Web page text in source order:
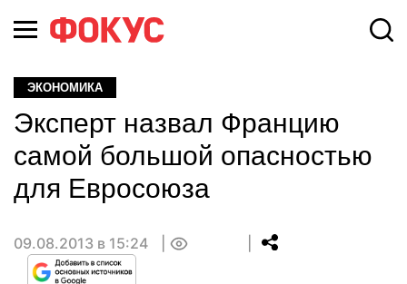
ЭКОНОМИКА
Эксперт назвал Францию
самой большой опасностью
для Евросоюза
09.08.2013 в 15:24